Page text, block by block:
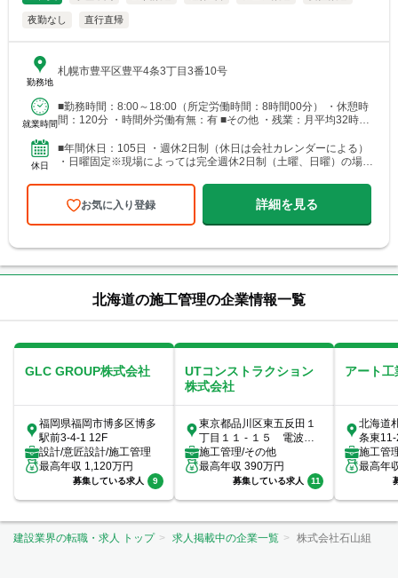
夜勤なし 直行直帰
勤務地
札幌市豊平区豊平4条3丁目3番10号
就業時間
■勤務時間：8:00～18:00（所定労働時間：8時間00分） ・休憩時
間：120分 ・時間外労働有無：有 ■その他 ・残業：月平均32時間
休日
■年間休日：105日 ・週休2日制（休日は会社カレンダーによる）
・日曜固定※現場によっては完全週休2日制（土曜、日曜）の場合
お気に入り登録 詳細を見る
北海道の施工管理の企業情報一覧
GLC GROUP株式会社
福岡県福岡市博多区博多
駅前3-4-1 12F
設計/意匠設計/施工管理
最高年収 1,120万円
募集している求人 9
UTコンストラクション
株式会社
東京都品川区東五反田１
丁目１１ - １５ 電波ビ
ル6階
施工管理/その他
最高年収 390万円
募集している求人 11
アート
北海道
条東
施工管
最高年
建設業界の転職・求人 トップ 求人掲載中の企業一覧 株式会社石山組